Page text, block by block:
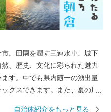
。田園を潤す三連水車、城下
、歴史、文化に彩られた魅力
す。中でも県内随一の湧出量
クスできます。また、夏の風
自治体紹介をもっと見る